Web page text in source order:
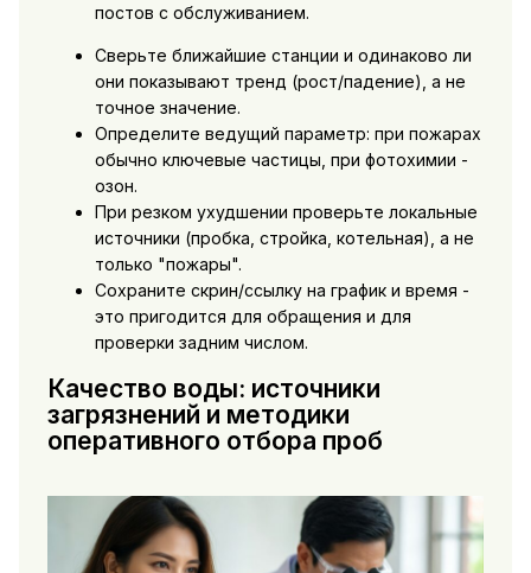
постов с обслуживанием.
Сверьте ближайшие станции и одинаково ли
они показывают тренд (рост/падение), а не
точное значение.
Определите ведущий параметр: при пожарах
обычно ключевые частицы, при фотохимии -
озон.
При резком ухудшении проверьте локальные
источники (пробка, стройка, котельная), а не
только "пожары".
Сохраните скрин/ссылку на график и время -
это пригодится для обращения и для
проверки задним числом.
Качество воды: источники
загрязнений и методики
оперативного отбора проб